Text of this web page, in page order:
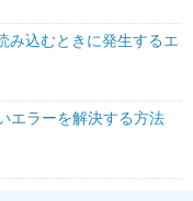
み込むときに発生するエ
エラーを解決する方法